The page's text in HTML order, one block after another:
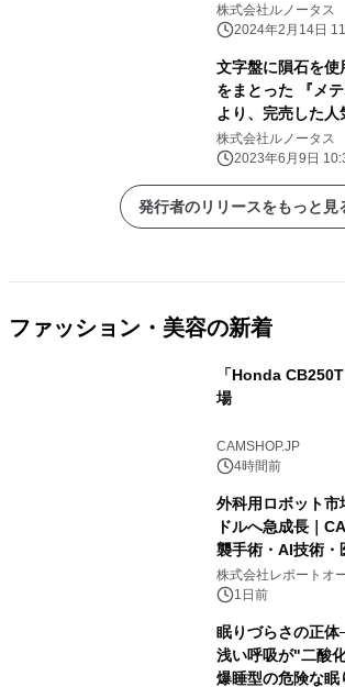
株式会社ルノータス
2024年2月14日
文字盤に隕石を
をまとった 『メ
より、完売した
を 個数限定で6月
始！
株式会社ルノータス
2023年6月9日
発行者のリリースをもっと見
ファッション・美容の新着
「Honda
場
CAMSHOP.JP
4時間前
外科用ロボット
ドルへ急成長｜
襲手術・AI技術・
牽引
株式会社レポートオ
1日前
眠りづらさの正
浅い呼吸が"二酸
爆睡型の危険な眠